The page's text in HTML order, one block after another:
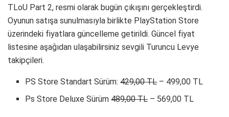
TLoU Part 2, resmi olarak bugün çıkışını gerçekleştirdi.
Oyunun satışa sunulmasıyla birlikte PlayStation Store
üzerindeki fiyatlara güncelleme getirildi. Güncel fiyat
listesine aşağıdan ulaşabilirsiniz sevgili Turuncu Levye
takipçileri.
PS Store Standart Sürüm:429,00 TL– 499,00 TL
Ps Store Deluxe Sürüm489,00 TL– 569,00 TL